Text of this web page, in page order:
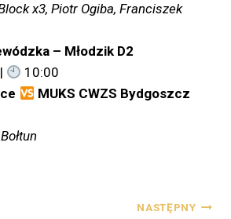
x3, Piotr Ogiba, Franciszek
– Młodzik D2
10:00
MUKS CWZS Bydgoszcz
NASTĘPNY